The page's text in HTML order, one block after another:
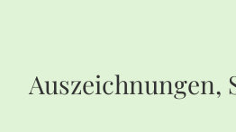
Auszeichnungen,